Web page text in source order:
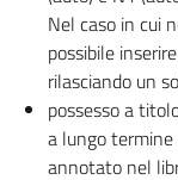
Nel caso in cui
possibile
rilasciando un
possesso a
a lungo
annotato nel